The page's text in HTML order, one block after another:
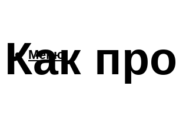
Меню
Как